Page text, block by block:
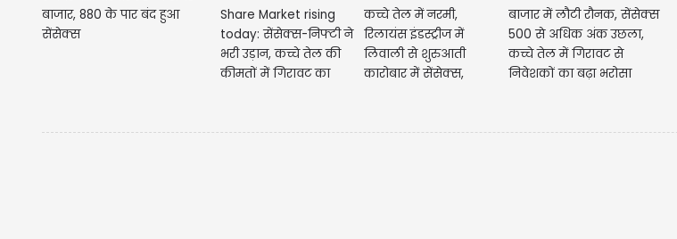
बाजार, 880 के पार बंद हुआ
सेंसेक्स
Share Market rising
today: सेंसेक्स-निफ्टी ने
भरी उड़ान, कच्चे तेल की
कीमतों में गिरावट का
कच्चे तेल में नरमी,
रिलायंस इंडस्ट्रीज में
लिवाली से शुरुआती
कारोबार में सेंसेक्स,
बाजार में लौटी रौनक, सेंसेक्स
500 से अधिक अंक उछला,
कच्चे तेल में गिरावट से
निवेशकों का बढ़ा भरोसा